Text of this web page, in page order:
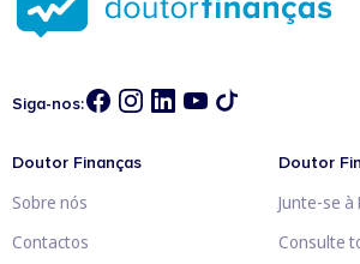
Siga-nos:
Doutor Finanças
Sobre nós
Contactos
Doutor
Junte-se à
Consulte